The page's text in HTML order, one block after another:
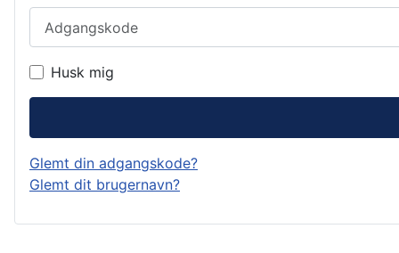
Husk mig
Glemt din adgangskode?
Glemt dit brugernavn?